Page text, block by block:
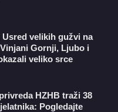
Usred velikih gužvi na
Gornji, Ljubo i
veliko srce
HZHB traži 38
Pogledajte